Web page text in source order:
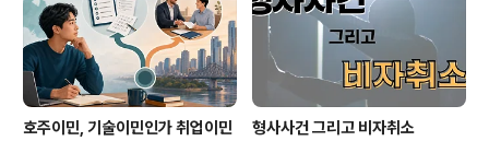
호주이민, 기술이민인가 취업이민
형사사건 그리고 비자취소